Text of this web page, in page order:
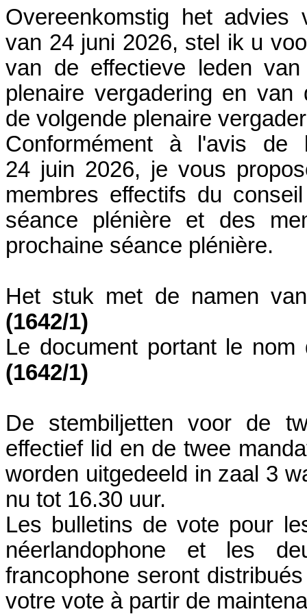
Overeenkomstig het
van 24 juni 2026, stel ik u
van de effectieve leden
plenaire vergadering en van
de volgende plenaire
Conformément à l'avis de
24 juin 2026, je vous
membres effectifs du
séance plénière et des
prochaine séance plénière.
Het stuk met de namen
(1642/1)
Le document portant le
(1642/1)
De stembiljetten voor de
effectief lid en de twee
worden uitgedeeld in zaal 3
nu tot 16.30 uur.
Les bulletins de vote pour
néerlandophone et les
francophone seront
votre vote à partir de